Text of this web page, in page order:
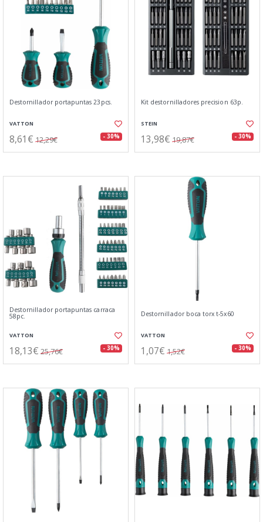
Destornillador portapuntas 23pcs.
VATTON
8,61€ 12,29€ - 30%
Kit destornilladores precision 63p.
STEIN
13,98€ 19,87€ - 30%
Destornillador portapuntas carraca
58pc.
VATTON
18,13€ 25,76€ - 30%
Destornillador boca torx t-5x60
VATTON
1,07€ 1,52€ - 30%